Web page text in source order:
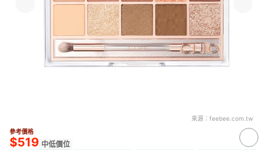
來源： feebee.com.tw
參考價格
$519 中低價位